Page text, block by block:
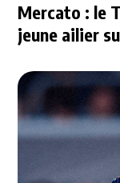
Mercato : le
jeune ailier